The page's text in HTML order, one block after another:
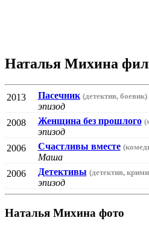
Наталья Михина
2013 Пасечник (детектив, боевик)
эпизод
2008
Женщина без прошлого
эпизод
2006
Счастливы вместе
Маша
2006
Детективы (детектив,
эпизод
Наталья Михина фото